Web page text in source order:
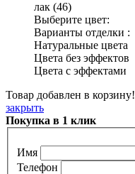
лак (46)
Выберите цвет:
Варианты отделки :
Натуральные цвета
Цвета без эффектов
Цвета с эффектами
Товар добавлен в корзину!
закрыть
Покупка в 1 клик
Имя
Телефон